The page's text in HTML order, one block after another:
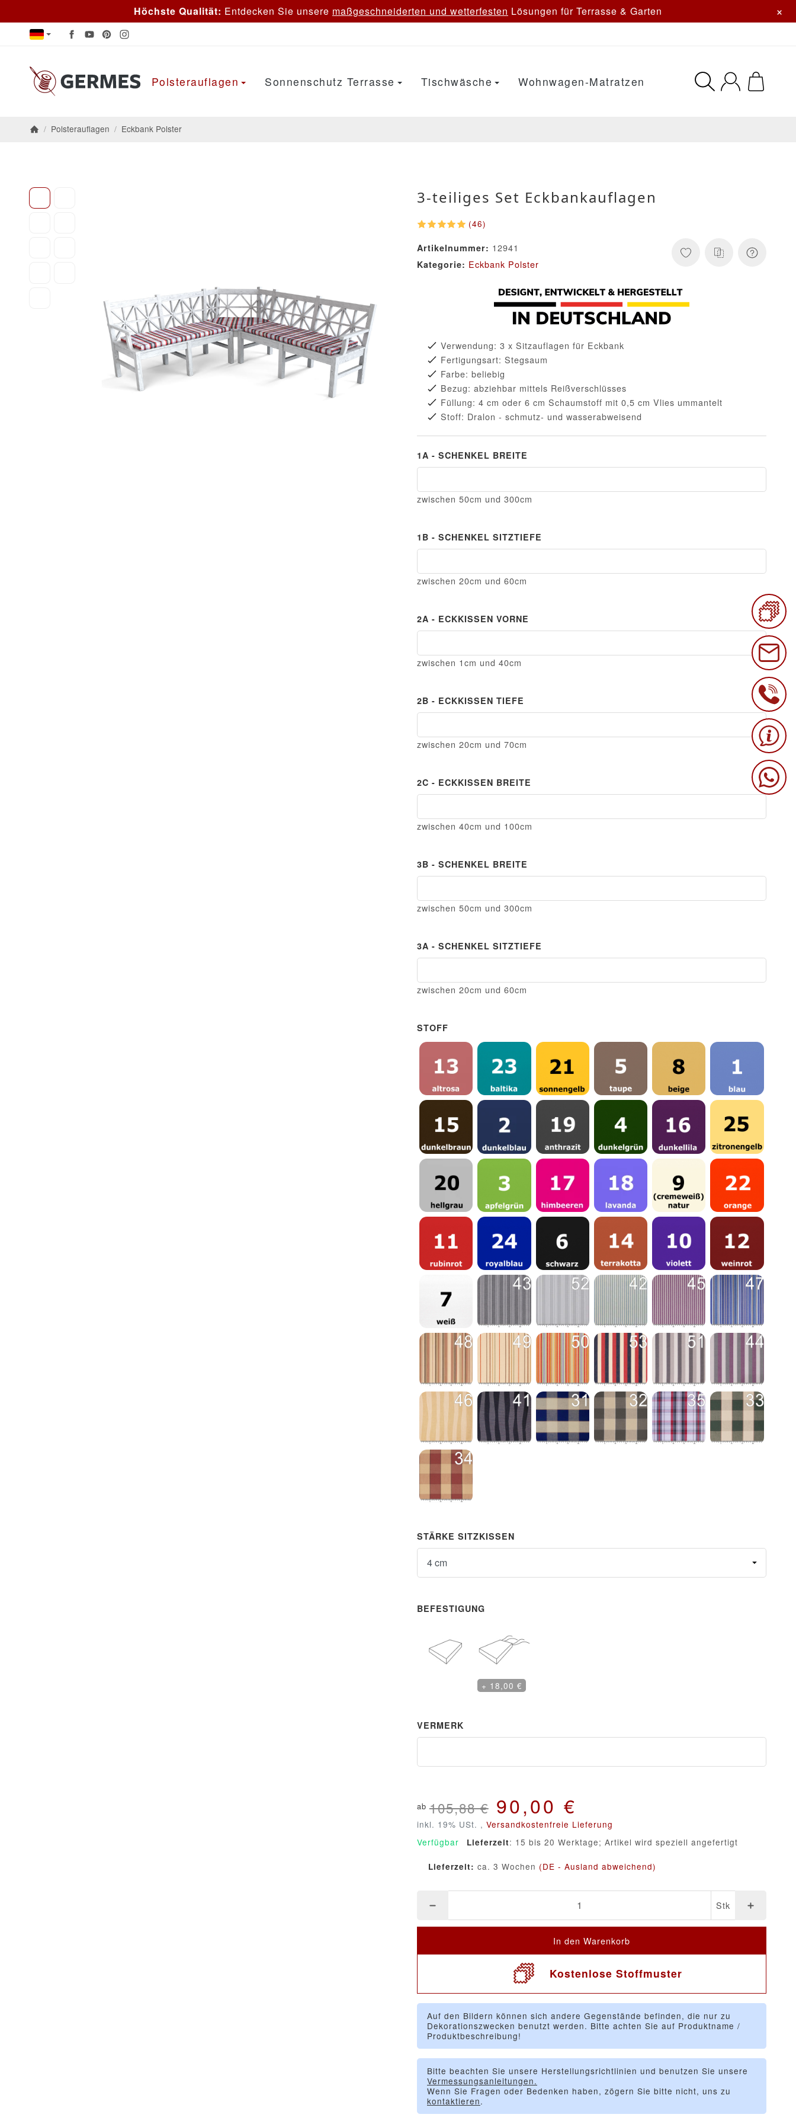
Höchste Qualität: Entdecken Sie unsere maßgeschneiderten und wetterfesten Lösungen für Terrasse & Garten ×
Polsterauflagen Sonnenschutz Terrasse Tischwäsche Wohnwagen-Matratzen
/ Polsterauflagen / Eckbank Polster
3-teiliges Set Eckbankauflagen
(46)
Artikelnummer: 12941
Kategorie: Eckbank Polster
Verwendung: 3 x Sitzauflagen für Eckbank
Fertigungsart: Stegsaum
Farbe: beliebig
Bezug: abziehbar mittels Reißverschlüsses
Füllung: 4 cm oder 6 cm Schaumstoff mit 0,5 cm Vlies ummantelt
Stoff: Dralon - schmutz- und wasserabweisend
1A - SCHENKEL BREITE
1A - Schenkel Breite
zwischen 50cm und 300cm
1B - SCHENKEL SITZTIEFE
1B - Schenkel Sitztiefe
zwischen 20cm und 60cm
2A - ECKKISSEN VORNE
2A - Eckkissen vorne
zwischen 1cm und 40cm
2B - ECKKISSEN TIEFE
2B - Eckkissen Tiefe
zwischen 20cm und 70cm
2C - ECKKISSEN BREITE
2C - Eckkissen Breite
zwischen 40cm und 100cm
3B - SCHENKEL BREITE
3B - Schenkel Breite
zwischen 50cm und 300cm
3A - SCHENKEL SITZTIEFE
3A - Schenkel Sitztiefe
zwischen 20cm und 60cm
STOFF
Altrosa Baltika Sonnengelb Taupe Beige Blau
Braun Dunkelblau Anthrazit Dunkelgrün Dunkellila Zitronengelb
Grau Apfelgrün Himbeeren Lavanda Natur Orange
Royalblau Schwarz Terrakotta Violett Weinrot
Weiß Gestreift dunkelgrau / weißGestreift hellgrau / weißGestreift Himmelblau
Gestreift Lila Gestreift
Gestreift SaharaGestreift SandstreifenGestreift Sonnenstreifen
Gestreift TricolorGestreift Tricolor GrauGestreift Tricolor
Gestreift Zebra Beige
STÄRKE SITZKISSEN
Stärke Sitzkissen
BEFESTIGUNG
Ohne SchlaufenMit Schlaufen
+ 18,00 €
VERMERK
Vermerk
ab 105,88 € 90,00 €
inkl. 19% USt. , Versandkostenfreie Lieferung
Verfügbar
Lieferzeit: 15 bis 20 Werktage; Artikel wird speziell angefertigt
Lieferzeit:ca. 3 Wochen (DE - Ausland abweichend)
Stk
In den Warenkorb
Kostenlose Stoffmuster
Auf den Bildern können sich andere Gegenstände befinden, die nur zu
Dekorationszwecken benutzt werden. Bitte achten Sie auf Produktname /
Produktbeschreibung!
Bitte beachten Sie unsere Herstellungsrichtlinien und benutzen Sie unsere
Vermessungsanleitungen.
Wenn Sie Fragen oder Bedenken haben, zögern Sie bitte nicht, uns zu
kontaktieren.